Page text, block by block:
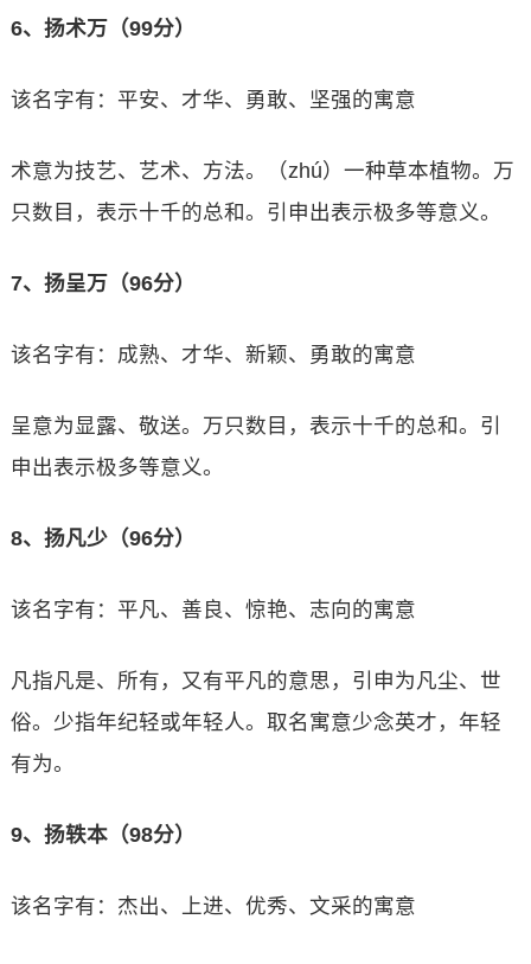
6、扬术万（99分）
该名字有：平安、才华、勇敢、坚强的寓意
术意为技艺、艺术、方法。（zhú）一种草本植物。万
只数目，表示十千的总和。引申出表示极多等意义。
7、扬呈万（96分）
该名字有：成熟、才华、新颖、勇敢的寓意
呈意为显露、敬送。万只数目，表示十千的总和。引
申出表示极多等意义。
8、扬凡少（96分）
该名字有：平凡、善良、惊艳、志向的寓意
凡指凡是、所有，又有平凡的意思，引申为凡尘、世
俗。少指年纪轻或年轻人。取名寓意少念英才，年轻
有为。
9、扬轶本（98分）
该名字有：杰出、上进、优秀、文采的寓意